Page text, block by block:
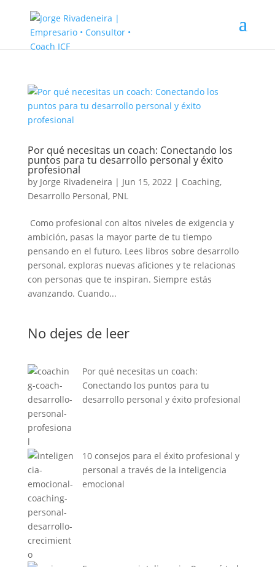
Por qué necesitas un coach: Conectando los
puntos para tu desarrollo personal y éxito
profesional
by Jorge Rivadeneira | Jun 15, 2022| Coaching,
Desarrollo Personal, PNL
‍ Como profesional con altos niveles de exigencia y
ambición, pasas la mayor parte de tu tiempo
pensando en el futuro. Lees libros sobre desarrollo
personal, exploras nuevas aficiones y te relacionas
con personas que te inspiran. Siempre estás
avanzando. Cuando...
No dejes de leer
Por qué necesitas un coach:
Conectando los puntos para tu
desarrollo personal y éxito profesional
10 consejos para el éxito profesional y
personal a través de la inteligencia
emocional